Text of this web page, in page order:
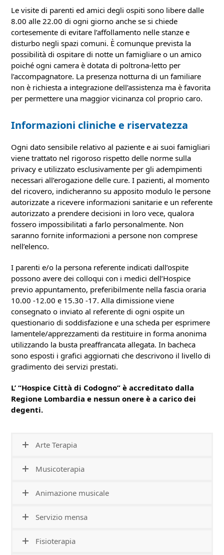
Le visite di parenti ed amici degli ospiti sono libere dalle
8.00 alle 22.00 di ogni giorno anche se si chiede
cortesemente di evitare l’affollamento nelle stanze e
disturbo negli spazi comuni. È comunque prevista la
possibilità di ospitare di notte un famigliare o un amico
poiché ogni camera è dotata di poltrona-letto per
l’accompagnatore. La presenza notturna di un familiare
non è richiesta a integrazione dell’assistenza ma è favorita
per permettere una maggior vicinanza col proprio caro.
Informazioni cliniche e riservatezza
Ogni dato sensibile relativo al paziente e ai suoi famigliari
viene trattato nel rigoroso rispetto delle norme sulla
privacy e utilizzato esclusivamente per gli adempimenti
necessari all’erogazione delle cure. I pazienti, al momento
del ricovero, indicheranno su apposito modulo le persone
autorizzate a ricevere informazioni sanitarie e un referente
autorizzato a prendere decisioni in loro vece, qualora
fossero impossibilitati a farlo personalmente. Non
saranno fornite informazioni a persone non comprese
nell’elenco.
I parenti e/o la persona referente indicati dall’ospite
possono avere dei colloqui con i medici dell’Hospice
previo appuntamento, preferibilmente nella fascia oraria
10.00 -12.00 e 15.30 -17. Alla dimissione viene
consegnato o inviato al referente di ogni ospite un
questionario di soddisfazione e una scheda per esprimere
lamentele/apprezzamenti da restituire in forma anonima
utilizzando la busta preaffrancata allegata. In bacheca
sono esposti i grafici aggiornati che descrivono il livello di
gradimento dei servizi prestati.
L’ “Hospice Città di Codogno” è accreditato dalla
Regione Lombardia e nessun onere è a carico dei
degenti.
Arte Terapia
Musicoterapia
Animazione musicale
Servizio mensa
Fisioterapia